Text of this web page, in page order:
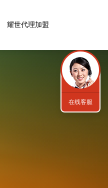
耀世代理加盟
在线客服